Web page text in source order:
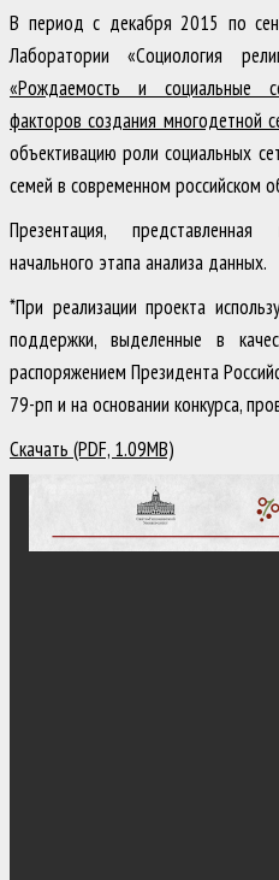
В период с декабря 2015 по
Лаборатории «Социология
«Рождаемость и социальные
факторов создания многодетной
объективацию роли социальных
семей в современном российском
Презентация,
начального этапа анализа данных.
*При реализации проекта
поддержки, выделенные в
распоряжением Президента
79-рп и на основании конкурса,
Скачать (PDF, 1.09MB)